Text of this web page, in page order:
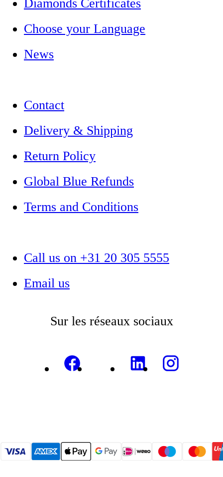
Diamonds Certificates
Choose your Language
News
Contact
Delivery & Shipping
Return Policy
Global Blue Refunds
Terms and Conditions
Call us on +31 20 305 5555
Email us
Sur les réseaux sociaux